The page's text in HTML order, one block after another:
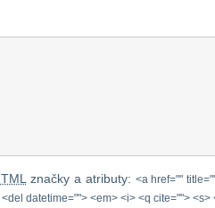
značky a atributy: <a href=""
datetime=""> <em> <i> <q cite=""> <s>